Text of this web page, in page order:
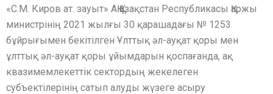
«С.М. Киров ат. зауыт» АҚ Қазақстан Республикасы Қаржы
министрінің 2021 жылғы 30 қарашадағы № 1253
бұйрығымен бекітілген Ұлттық әл-ауқат қоры мен
ұлттық әл-ауқат қоры ұйымдарын қоспағанда, ақ
квазимемлекеттік сектордың жекелеген
субъектілерінің сатып алуды жүзеге асыру